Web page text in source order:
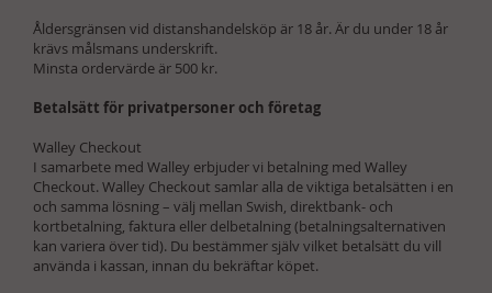
Åldersgränsen vid distanshandelsköp är 18 år. Är du under 18 år
krävs målsmans underskrift.
Minsta ordervärde är 500 kr.
Betalsätt för privatpersoner och företag
Walley Checkout
I samarbete med Walley erbjuder vi betalning med Walley
Checkout. Walley Checkout samlar alla de viktiga betalsätten i en
och samma lösning – välj mellan Swish, direktbank- och
kortbetalning, faktura eller delbetalning (betalningsalternativen
kan variera över tid). Du bestämmer själv vilket betalsätt du vill
använda i kassan, innan du bekräftar köpet.